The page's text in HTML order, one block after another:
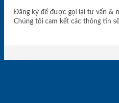
Đăng ký để được gọi lại tư vấn &
Chúng tôi cam kết các thông tin